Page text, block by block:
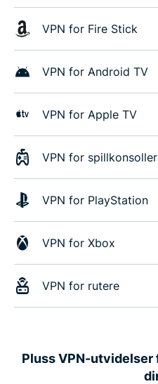
VPN for Fire Stick
VPN for Android TV
VPN for Apple TV
VPN for spillkonsoller
VPN for PlayStation
VPN for Xbox
VPN for rutere
Pluss VPN-